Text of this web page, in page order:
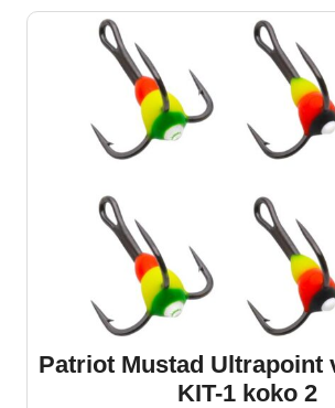
Patriot Mustad Ultrapoint
KIT-1 koko 2